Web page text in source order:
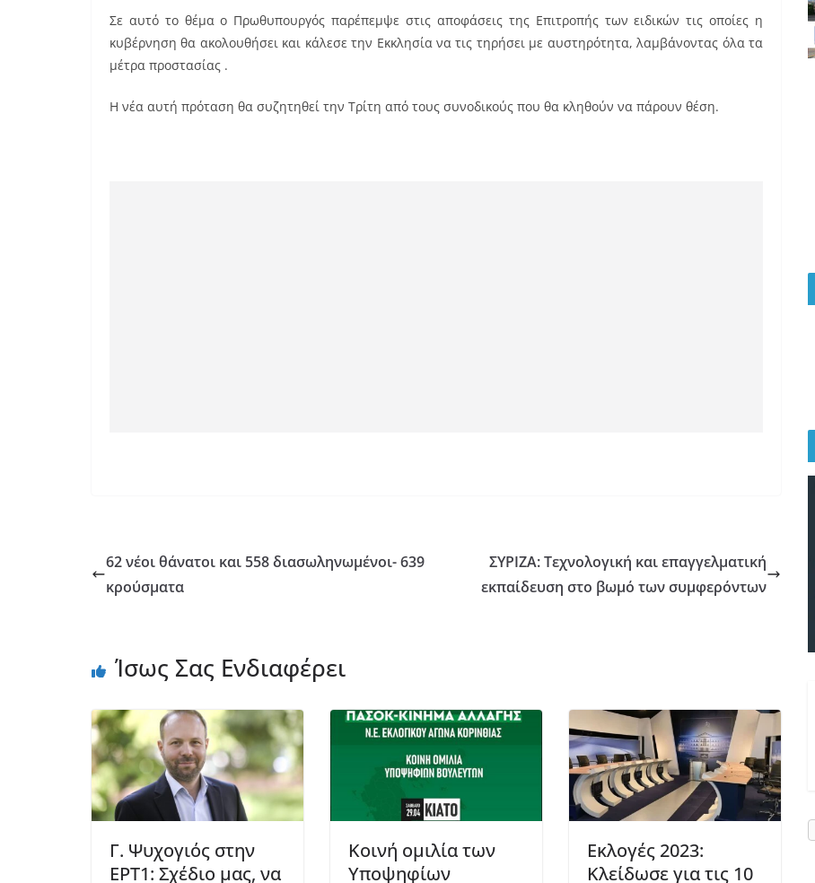
Σε αυτό το θέμα ο Πρωθυπουργός παρέπεμψε στις αποφάσεις της Επιτροπής των ειδικών τις οποίες η
κυβέρνηση θα ακολουθήσει και κάλεσε την Εκκλησία να τις τηρήσει με αυστηρότητα, λαμβάνοντας όλα τα
μέτρα προστασίας .
Η νέα αυτή πρόταση θα συζητηθεί την Τρίτη από τους συνοδικούς που θα κληθούν να πάρουν θέση.
62 νέοι θάνατοι και 558 διασωληνωμένοι- 639
κρούσματα
ΣΥΡΙΖΑ: Τεχνολογική και επαγγελματική
εκπαίδευση στο βωμό των συμφερόντων
Ίσως Σας Ενδιαφέρει
Γ. Ψυχογιός στην
ΕΡΤ1: Σχέδιο μας, να
Κοινή ομιλία των
Υποψηφίων
Εκλογές 2023:
Κλείδωσε για τις 10